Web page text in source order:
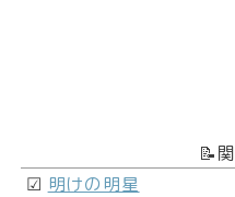
📝
☑ 明けの明星